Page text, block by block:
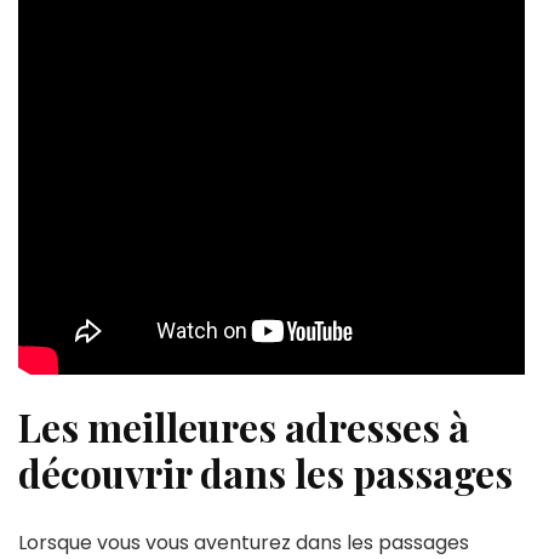
Les meilleures adresses à
découvrir dans les passages
Lorsque vous vous aventurez dans les passages